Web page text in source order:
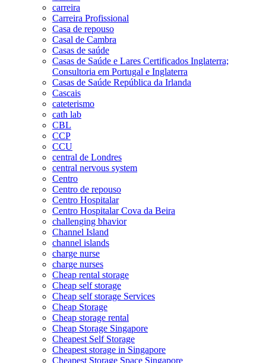
carreira
Carreira Profissional
Casa de repouso
Casal de Cambra
Casas de saúde
Casas de Saúde e Lares Certificados Inglaterra;
Consultoria em Portugal e Inglaterra
Casas de Saúde República da Irlanda
Cascais
cateterismo
cath lab
CBL
CCP
CCU
central de Londres
central nervous system
Centro
Centro de repouso
Centro Hospitalar
Centro Hospitalar Cova da Beira
challenging bhavior
Channel Island
channel islands
charge nurse
charge nurses
Cheap rental storage
Cheap self storage
Cheap self storage Services
Cheap Storage
Cheap storage rental
Cheap Storage Singapore
Cheapest Self Storage
Cheapest storage in Singapore
Cheapest Storage Space Singapore